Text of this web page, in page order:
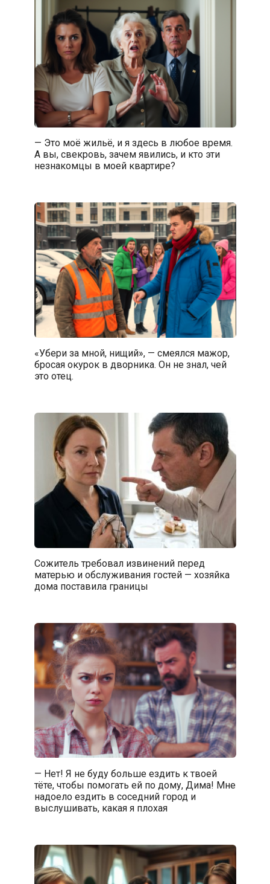
— Это моё жильё, и я здесь в любое время.
А вы, свекровь, зачем явились, и кто эти
незнакомцы в моей квартире?
«Убери за мной, нищий», — смеялся мажор,
бросая окурок в дворника. Он не знал, чей
это отец.
Сожитель требовал извинений перед
матерью и обслуживания гостей — хозяйка
дома поставила границы
— Нет! Я не буду больше ездить к твоей
тёте, чтобы помогать ей по дому, Дима! Мне
надоело ездить в соседний город и
выслушивать, какая я плохая